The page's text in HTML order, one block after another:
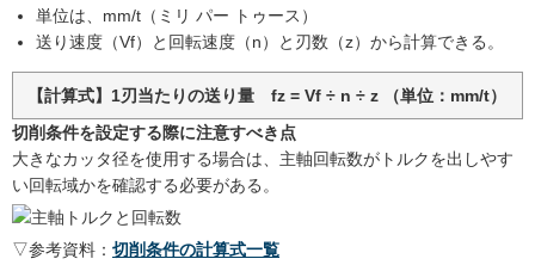
単位は、mm/t（ミリ パー トゥース）
送り速度（Vf）と回転速度（n）と刃数（z）から計算できる。
【計算式】1刃当たりの送り量 fz = Vf ÷ n ÷ z （単位：mm/t）
切削条件を設定する際に注意すべき点
大きなカッタ径を使用する場合は、主軸回転数がトルクを出しやす
い回転域かを確認する必要がある。
▽参考資料： 切削条件の計算式一覧